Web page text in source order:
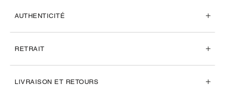
AUTHENTICITÉ
RETRAIT
LIVRAISON ET RETOURS